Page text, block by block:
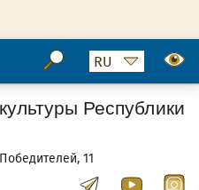
11
Республики